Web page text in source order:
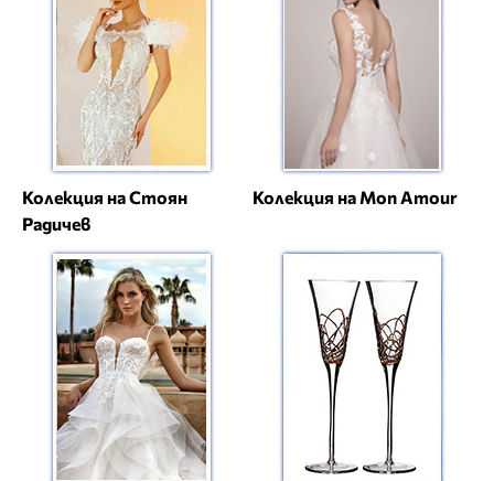
Колекция на Стоян
Радичев
Колекция на Mon Amour